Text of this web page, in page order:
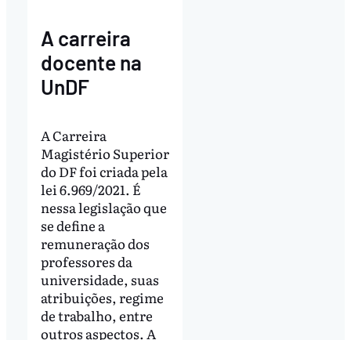
A carreira
docente na
UnDF
A Carreira
Magistério Superior
do DF foi criada pela
lei 6.969/2021. É
nessa legislação que
se define a
remuneração dos
professores da
universidade, suas
atribuições, regime
de trabalho, entre
outros aspectos. A